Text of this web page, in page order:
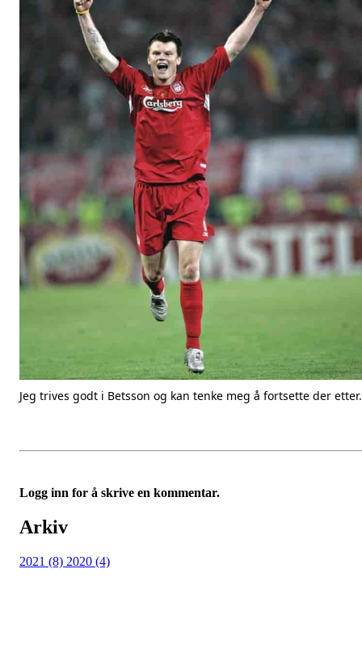
Jeg trives godt i Betsson og kan tenke meg å fortsette der
Logg inn for å skrive en kommentar.
Arkiv
2021 (8) 2020 (4)